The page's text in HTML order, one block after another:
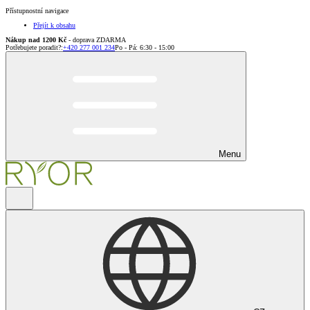
Přístupnostní navigace
Přejít k obsahu
Nákup nad 1200 Kč - doprava ZDARMA
Potřebujete poradit?:+420 277 001 234Po - Pá: 6:30 - 15:00
Menu